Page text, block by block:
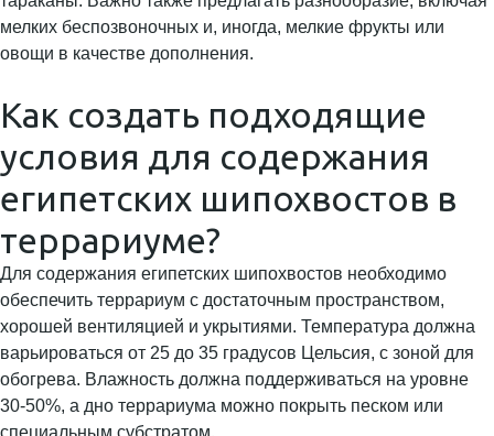
мелких беспозвоночных и, иногда, мелкие фрукты или
овощи в качестве дополнения.
Как создать подходящие
условия для содержания
египетских шипохвостов в
террариуме?
Для содержания египетских шипохвостов необходимо
обеспечить террариум с достаточным пространством,
хорошей вентиляцией и укрытиями. Температура должна
варьироваться от 25 до 35 градусов Цельсия, с зоной для
обогрева. Влажность должна поддерживаться на уровне
30-50%, а дно террариума можно покрыть песком или
специальным субстратом.